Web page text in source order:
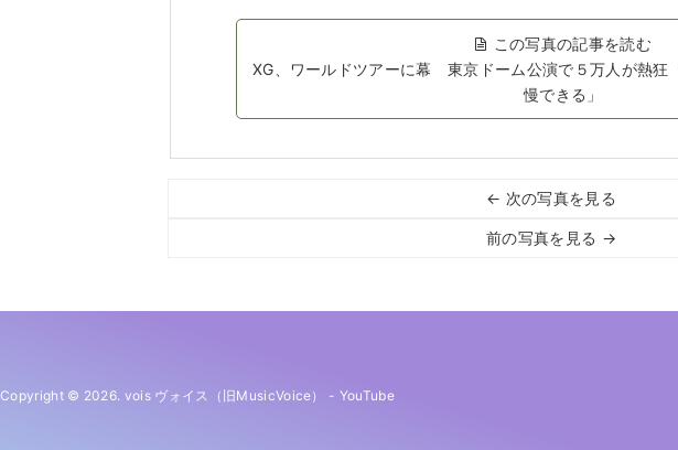
この写真の記事を読む
XG、ワールドツアーに幕 東京ドーム公演で５万人が熱狂
慢できる」
← 次の写真を見る
前の写真を見る →
Copyright © 2026. vois ヴォイス（旧MusicVoice） - YouTube